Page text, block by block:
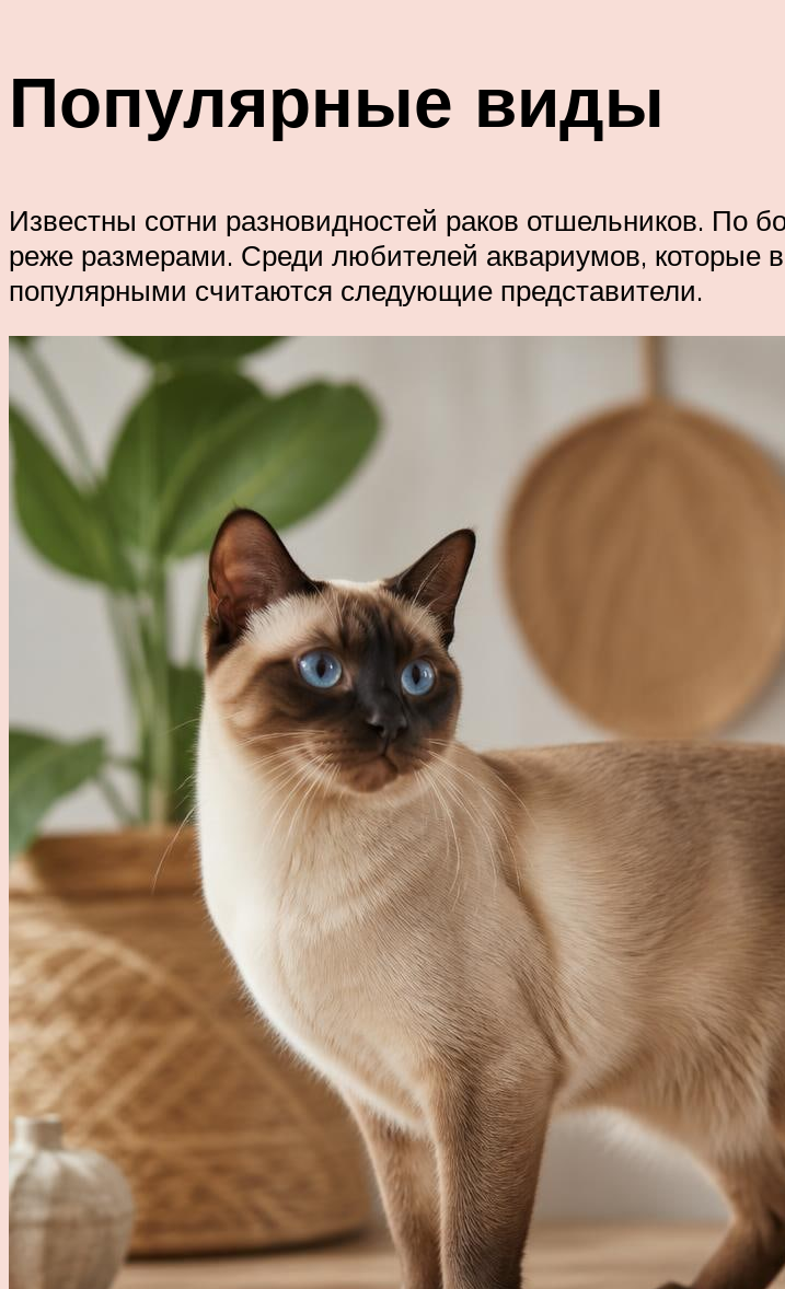
Популярные виды
Известны сотни разновидностей раков отшельников. По
реже размерами. Среди любителей аквариумов, которые
популярными считаются следующие представители.